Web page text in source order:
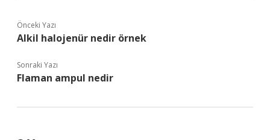
Önceki Yazı
Alkil halojenür nedir örnek
Sonraki Yazı
Flaman ampul nedir